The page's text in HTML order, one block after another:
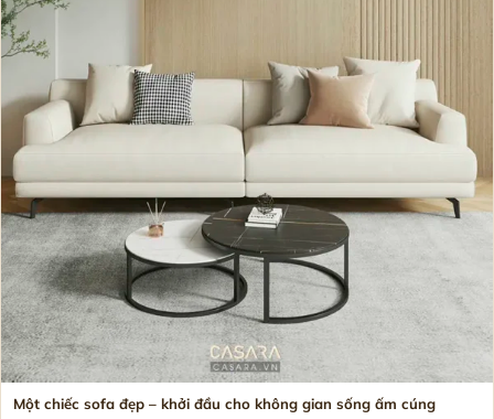
Một chiếc sofa đẹp – khởi đầu cho không gian sống ấm cúng